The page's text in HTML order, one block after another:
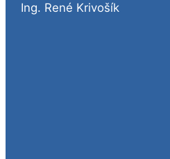
Ing. René Krivošík